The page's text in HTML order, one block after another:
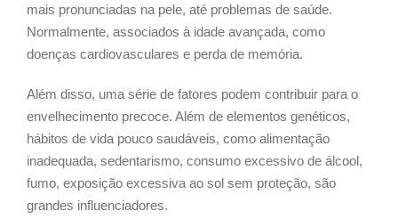
mais pronunciadas na pele, até problemas de saúde.
Normalmente, associados à idade avançada, como
doenças cardiovasculares e perda de memória.
Além disso, uma série de fatores podem contribuir para o
envelhecimento precoce. Além de elementos genéticos,
hábitos de vida pouco saudáveis, como alimentação
inadequada, sedentarismo, consumo excessivo de álcool,
fumo, exposição excessiva ao sol sem proteção, são
grandes influenciadores.